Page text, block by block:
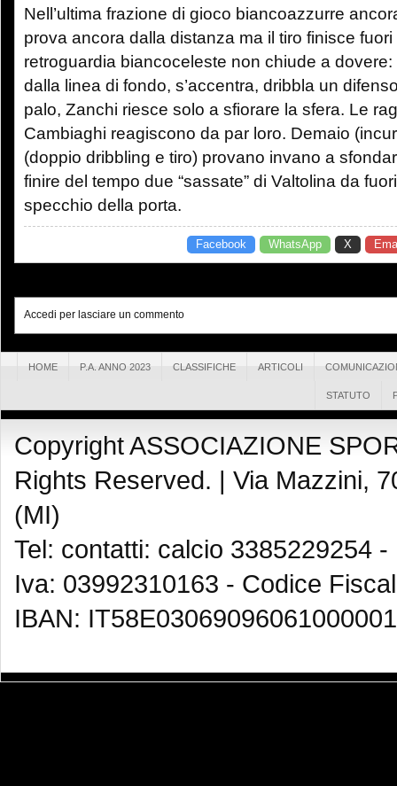
Nell’ultima frazione di gioco biancoazzurre
prova ancora dalla distanza ma il tiro finisce fuori
retroguardia biancoceleste non chiude a
dalla linea di fondo, s’accentra, dribbla un
palo, Zanchi riesce solo a sfiorare la sfera. Le
Cambiaghi reagiscono da par loro. Demaio
(doppio dribbling e tiro) provano invano a
finire del tempo due “sassate” di Valtolina da
specchio della porta.
Facebook WhatsApp X
Accedi per lasciare un commento
HOME P.A. ANNO 2023 CLASSIFICHE ARTICOLI
STATUTO
Copyright ASSOCIAZIONE
Rights Reserved. | Via Mazzini,
(MI)
Tel: contatti: calcio 3385229254
Iva: 03992310163 - Codice
IBAN: